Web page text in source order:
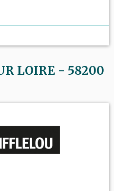
LOIRE - 58200